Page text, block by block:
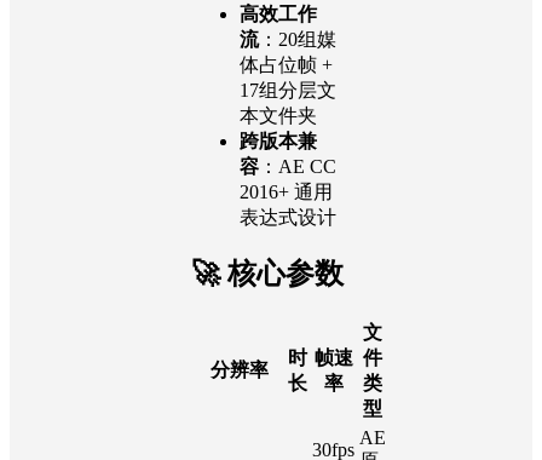
高效工作
流：20组媒
体占位帧 +
17组分层文
本文件夹
跨版本兼
容 ：AE CC
2016+ 通用
表达式设计
🚀 核心参数
分辨率
时
长
帧速
率
文
件
类
型
30fps
AE